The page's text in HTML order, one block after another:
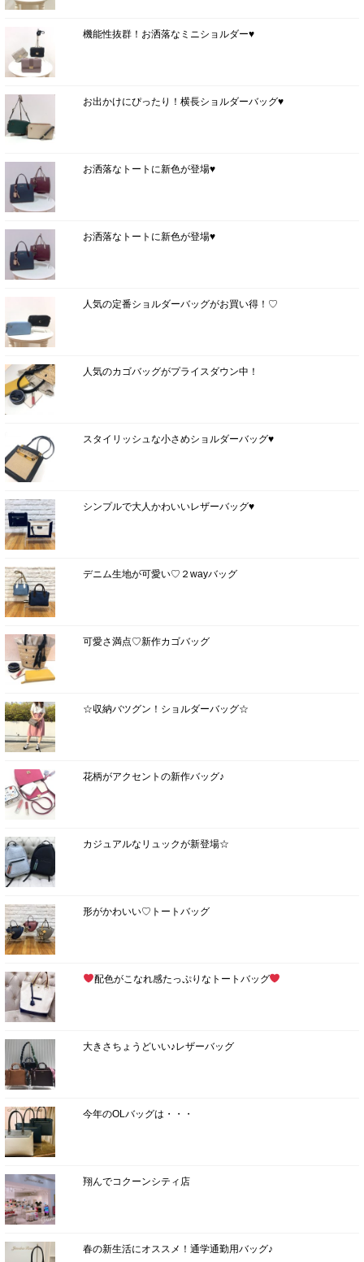
機能性抜群！お洒落なミニショルダー♥
お出かけにぴったり！横長ショルダーバッグ♥
お洒落なトートに新色が登場♥
お洒落なトートに新色が登場♥
人気の定番ショルダーバッグがお買い得！♡
人気のカゴバッグがプライスダウン中！
スタイリッシュな小さめショルダーバッグ♥
シンプルで大人かわいいレザーバッグ♥
デニム生地が可愛い♡２wayバッグ
可愛さ満点♡新作カゴバッグ
☆収納バツグン！ショルダーバッグ☆
花柄がアクセントの新作バッグ♪
カジュアルなリュックが新登場☆
形がかわいい♡トートバッグ
配色がこなれ感たっぷりなトートバッグ
大きさちょうどいい♪レザーバッグ
今年のOLバッグは・・・
翔んでコクーンシティ店
春の新生活にオススメ！通学通勤用バッグ♪